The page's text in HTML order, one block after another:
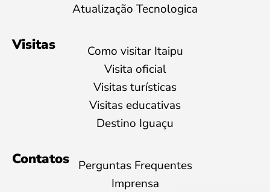
Atualização Tecnologica
Visitas
Como visitar Itaipu
Visita oficial
Visitas turísticas
Visitas educativas
Destino Iguaçu
Contatos
Perguntas Frequentes
Imprensa